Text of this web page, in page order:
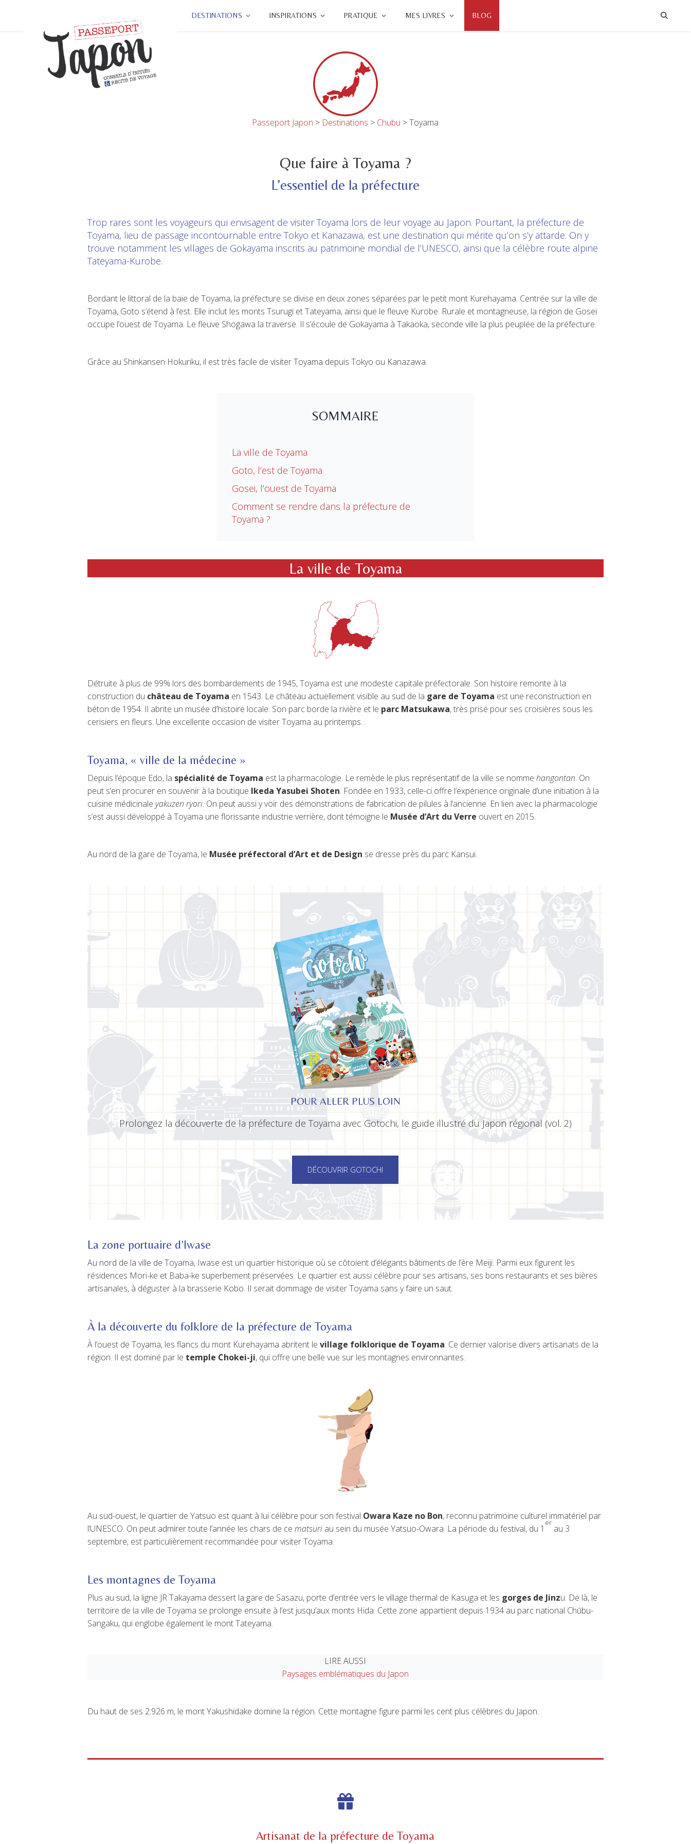
DESTINATIONS INSPIRATIONS PRATIQUE MES LIVRES BLOG
Passeport Japon > Destinations > Chubu >Toyama
Que faire à Toyama ?
L’essentiel de la préfecture
Trop rares sont les voyageurs qui envisagent de visiter Toyama lors de leur voyage au Japon. Pourtant, la préfecture de
Toyama, lieu de passage incontournable entre Tokyo et Kanazawa, est une destination qui mérite qu’on s’y attarde. On y
trouve notamment les villages de Gokayama inscrits au patrimoine mondial de l’UNESCO, ainsi que la célèbre route alpine
Tateyama-Kurobe.
Bordant le littoral de la baie de Toyama, la préfecture se divise en deux zones séparées par le petit mont Kurehayama. Centrée sur la ville de
Toyama, Goto s’étend à l’est. Elle inclut les monts Tsurugi et Tateyama, ainsi que le fleuve Kurobe. Rurale et montagneuse, la région de Gosei
occupe l’ouest de Toyama. Le fleuve Shogawa la traverse. Il s’écoule de Gokayama à Takaoka, seconde ville la plus peuplée de la préfecture.
Grâce au Shinkansen Hokuriku, il est très facile de visiter Toyama depuis Tokyo ou Kanazawa.
SOMMAIRE
La ville de Toyama
Goto, l’est de Toyama
Gosei, l’ouest de Toyama
Comment se rendre dans la préfecture de
Toyama ?
La ville de Toyama
Détruite à plus de 99% lors des bombardements de 1945, Toyama est une modeste capitale préfectorale. Son histoire remonte à la
construction du château de Toyama en 1543. Le château actuellement visible au sud de la gare de Toyama est une reconstruction en
béton de 1954. Il abrite un musée d’histoire locale. Son parc borde la rivière et le parc Matsukawa, très prisé pour ses croisières sous les
cerisiers en fleurs. Une excellente occasion de visiter Toyama au printemps…
Toyama, « ville de la médecine »
Depuis l’époque Edo, la spécialité de Toyama est la pharmacologie. Le remède le plus représentatif de la ville se nommehangontan. On
peut s’en procurer en souvenir à la boutique Ikeda Yasubei Shoten. Fondée en 1933, celle-ci offre l’expérience originale d’une initiation à la
cuisine médicinaleyakuzen ryori. On peut aussi y voir des démonstrations de fabrication de pilules à l’ancienne. En lien avec la pharmacologie
s’est aussi développé à Toyama une florissante industrie verrière, dont témoigne le Musée d’Art du Verre ouvert en 2015.
Au nord de la gare de Toyama, le Musée préfectoral d’Art et de Design se dresse près du parc Kansui.
POUR ALLER PLUS LOIN
Prolongez la découverte de la préfecture de Toyama avec Gotochi, le guide illustré du Japon régional (vol. 2)
DÉCOUVRIR GOTOCHI
La zone portuaire d’Iwase
Au nord de la ville de Toyama, Iwase est un quartier historique où se côtoient d’élégants bâtiments de l’ère Meiji. Parmi eux figurent les
résidences Mori-ke et Baba-ke superbement préservées. Le quartier est aussi célèbre pour ses artisans, ses bons restaurants et ses bières
artisanales, à déguster à la brasserie Kobo. Il serait dommage de visiter Toyama sans y faire un saut.
À la découverte du folklore de la préfecture de Toyama
À l’ouest de Toyama, les flancs du mont Kurehayama abritent levillage folklorique de Toyama. Ce dernier valorise divers artisanats de la
région. Il est dominé par le temple Chokei-ji, qui offre une belle vue sur les montagnes environnantes.
Au sud-ouest, le quartier de Yatsuo est quant à lui célèbre pour son festival Owara Kaze no Bon, reconnu patrimoine culturel immatériel par
l’UNESCO. On peut admirer toute l’année les chars de cematsuri au sein du musée Yatsuo-Owara. La période du festival, du 1
er
au 3
septembre, est particulièrement recommandée pour visiter Toyama.
Les montagnes de Toyama
Plus au sud, la ligne JR Takayama dessert la gare de Sasazu, porte d’entrée vers le village thermal de Kasuga et les gorges de Jinzu. De là, le
territoire de la ville de Toyama se prolonge ensuite à l’est jusqu’aux monts Hida. Cette zone appartient depuis 1934 au parc national Chūbu-
Sangaku, qui englobe également le mont Tateyama.
LIRE AUSSI
Paysages emblématiques du Japon
Du haut de ses 2.926 m, le mont Yakushidake domine la région. Cette montagne figure parmi les cent plus célèbres du Japon.
Artisanat de la préfecture de Toyama